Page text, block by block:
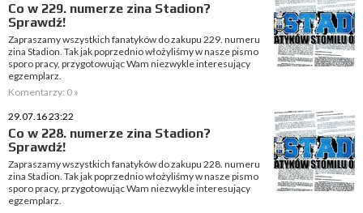
Co w 229. numerze zina Stadion?
Sprawdź!
Zapraszamy wszystkich fanatyków do zakupu 229. numeru
zina Stadion. Tak jak poprzednio włożyliśmy w nasze pismo
sporo pracy, przygotowując Wam niezwykle interesujący
egzemplarz.
Komentarzy: 0 »
29.07.16 23:22
Co w 228. numerze zina Stadion?
Sprawdź!
Zapraszamy wszystkich fanatyków do zakupu 228. numeru
zina Stadion. Tak jak poprzednio włożyliśmy w nasze pismo
sporo pracy, przygotowując Wam niezwykle interesujący
egzemplarz.